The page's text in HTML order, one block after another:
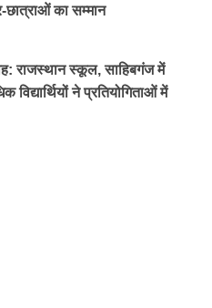
छात्राओं का सम्मान
राजस्थान स्कूल, साहिबगंज में
ने प्रतियोगिताओं में